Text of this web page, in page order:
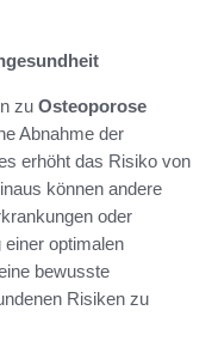
zu Osteoporose
Abnahme der
erhöht das Risiko von
können andere
oder
einer optimalen
bewusste
Risiken zu